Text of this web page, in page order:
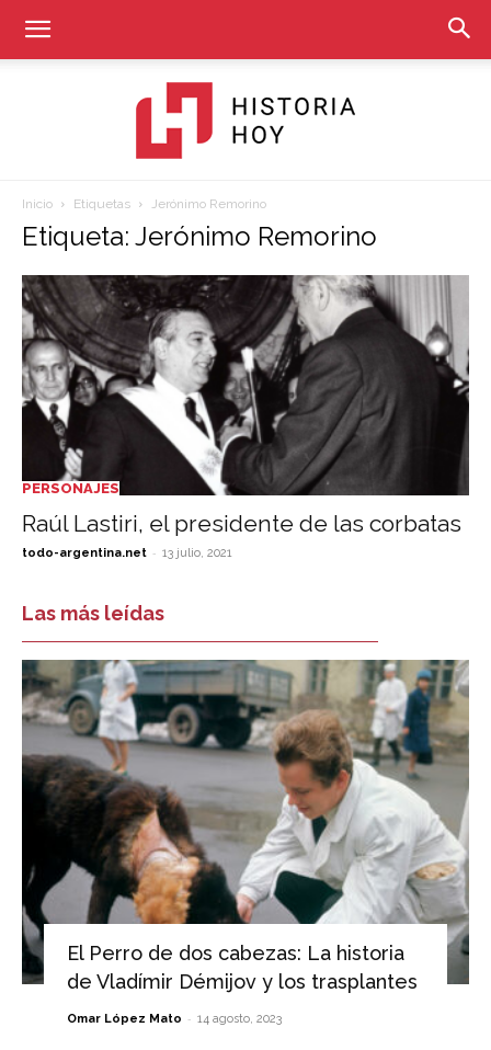
Historia
Hoy
Inicio Etiquetas Jerónimo Remorino
Etiqueta: Jerónimo Remorino
PERSONAJES
Raúl Lastiri, el presidente de las corbatas
todo-argentina.net - 13 julio, 2021
Las más leídas
El Perro de dos cabezas: La historia
de Vladímir Démijov y los trasplantes
Omar López Mato - 14 agosto, 2023